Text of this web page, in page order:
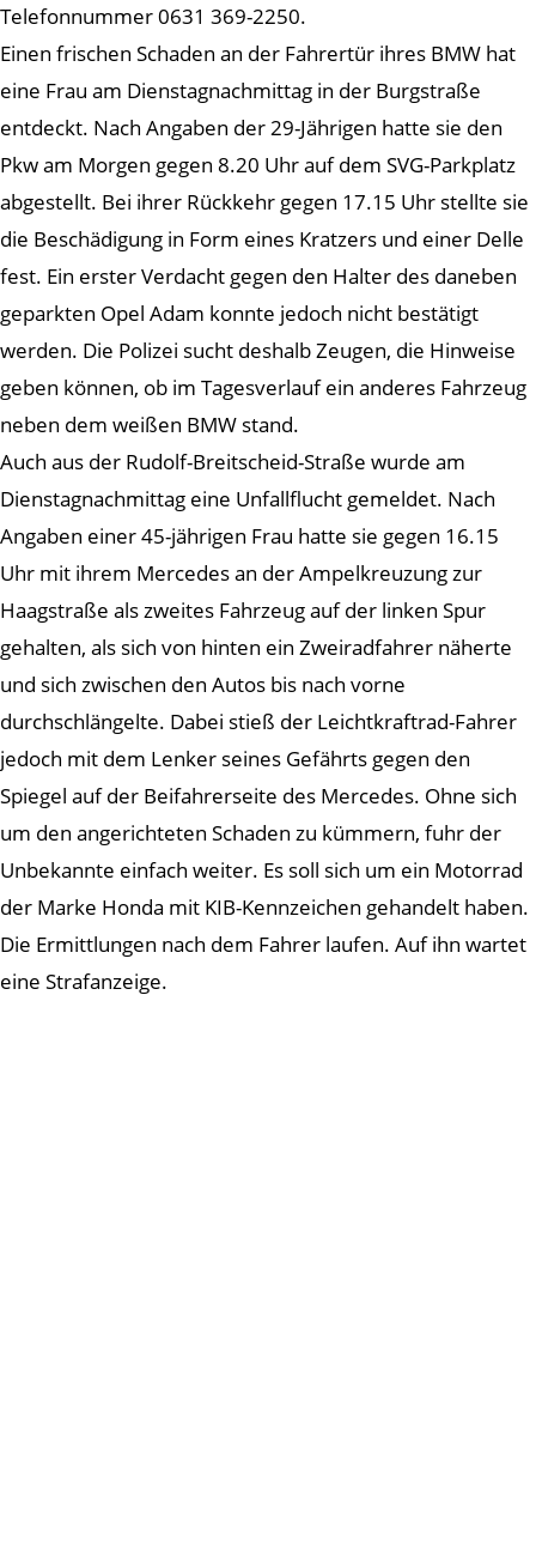
Telefonnummer 0631 369-2250.
Einen frischen Schaden an der Fahrertür ihres BMW hat
eine Frau am Dienstagnachmittag in der Burgstraße
entdeckt. Nach Angaben der 29-Jährigen hatte sie den
Pkw am Morgen gegen 8.20 Uhr auf dem SVG-Parkplatz
abgestellt. Bei ihrer Rückkehr gegen 17.15 Uhr stellte sie
die Beschädigung in Form eines Kratzers und einer Delle
fest. Ein erster Verdacht gegen den Halter des daneben
geparkten Opel Adam konnte jedoch nicht bestätigt
werden. Die Polizei sucht deshalb Zeugen, die Hinweise
geben können, ob im Tagesverlauf ein anderes Fahrzeug
neben dem weißen BMW stand.
Auch aus der Rudolf-Breitscheid-Straße wurde am
Dienstagnachmittag eine Unfallflucht gemeldet. Nach
Angaben einer 45-jährigen Frau hatte sie gegen 16.15
Uhr mit ihrem Mercedes an der Ampelkreuzung zur
Haagstraße als zweites Fahrzeug auf der linken Spur
gehalten, als sich von hinten ein Zweiradfahrer näherte
und sich zwischen den Autos bis nach vorne
durchschlängelte. Dabei stieß der Leichtkraftrad-Fahrer
jedoch mit dem Lenker seines Gefährts gegen den
Spiegel auf der Beifahrerseite des Mercedes. Ohne sich
um den angerichteten Schaden zu kümmern, fuhr der
Unbekannte einfach weiter. Es soll sich um ein Motorrad
der Marke Honda mit KIB-Kennzeichen gehandelt haben.
Die Ermittlungen nach dem Fahrer laufen. Auf ihn wartet
eine Strafanzeige.